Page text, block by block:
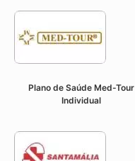
Plano de Saúde Med-Tour
Individual